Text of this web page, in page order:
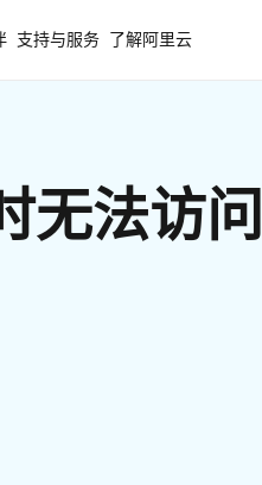
支持与服务 了解阿里云
无法访问